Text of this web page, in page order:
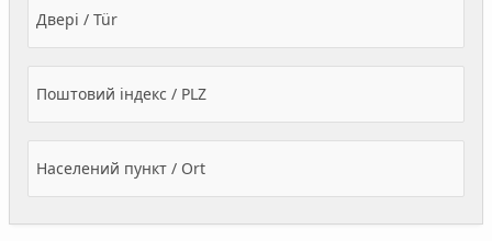
Двері / Tür
Поштовий індекс / PLZ
Населений пункт / Ort